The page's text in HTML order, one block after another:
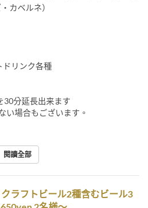
カベルネ）
ドリンク各種
30分延長出来ます
い場合もございます。
櫃檯
閱讀全部
ラフトビール2種含むビール3